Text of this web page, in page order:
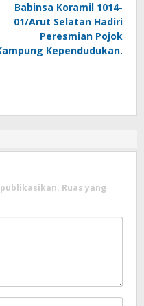
Babinsa Koramil 1014-
01/Arut Selatan Hadiri
Peresmian Pojok
Kependudukan.
Ruas yang